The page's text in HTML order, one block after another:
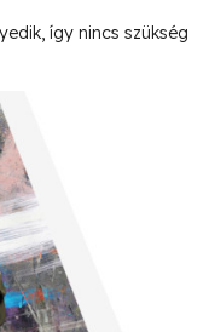
így nincs szükség